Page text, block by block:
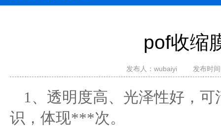
pof收缩
发布人： wubaiyi 发布时
1、透明度高、光泽性好，
识，体现***次。